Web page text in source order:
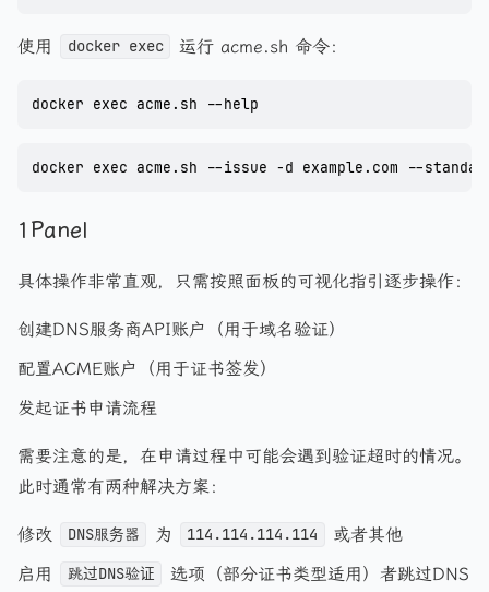
使用 docker exec 运行 acme.sh 命令：
docker exec acme.sh --help
docker exec acme.sh --issue -d example.com --
1Panel
具体操作非常直观，只需按照面板的可视化指引逐步操作：
创建DNS服务商API账户（用于域名验证）
配置ACME账户（用于证书签发）
发起证书申请流程
需要注意的是，在申请过程中可能会遇到验证超时的情况。
此时通常有两种解决方案：
修改 DNS服务器 为 114.114.114.114
或者其他
启用
跳过DNS验证
选项（部分证书类型适用）者跳过DNS